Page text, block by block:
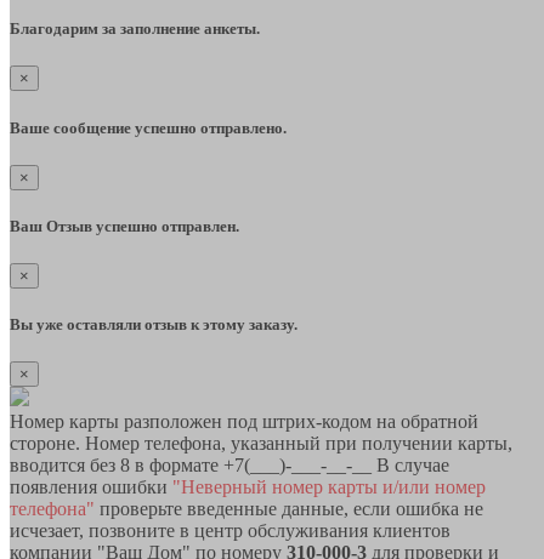
Благодарим за заполнение анкеты.
×
Ваше сообщение успешно отправлено.
×
Ваш Отзыв успешно отправлен.
×
Вы уже оставляли отзыв к этому заказу.
×
Номер карты разположен под штрих-кодом на обратной
стороне. Номер телефона, указанный при получении карты,
вводится без 8 в формате +7(___)-___-__-__ В случае
появления ошибки "Неверный номер карты и/или номер
телефона" проверьте введенные данные, если ошибка не
исчезает, позвоните в центр обслуживания клиентов
компании "Ваш Дом" по номеру 310-000-3 для проверки и